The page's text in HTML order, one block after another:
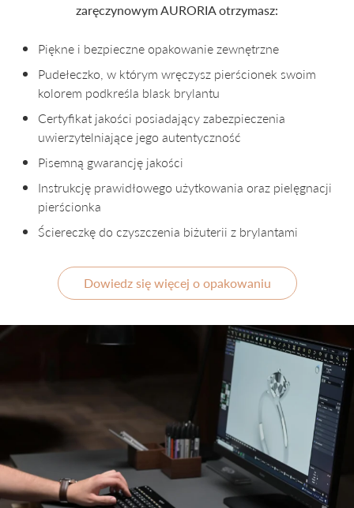
zaręczynowym AURORIA otrzymasz:
Piękne i bezpieczne opakowanie zewnętrzne
Pudełeczko, w którym wręczysz pierścionek swoim
kolorem podkreśla blask brylantu
Certyfikat jakości posiadający zabezpieczenia
uwierzytelniające jego autentyczność
Pisemną gwarancję jakości
Instrukcję prawidłowego użytkowania oraz pielęgnacji
pierścionka
Ściereczkę do czyszczenia biżuterii z brylantami
Dowiedz się więcej o opakowaniu